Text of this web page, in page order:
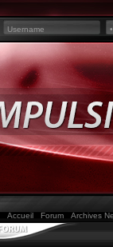
Accueil Forum Archives